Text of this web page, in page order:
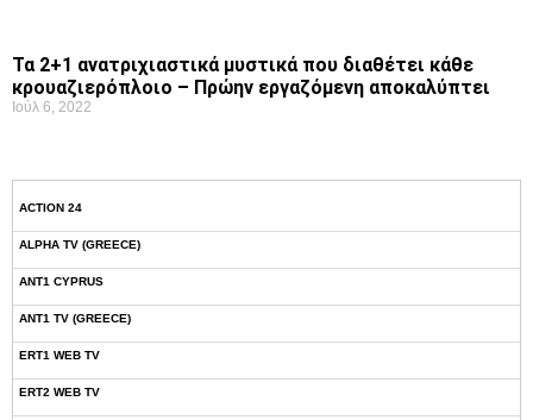
Τα 2+1 ανατριχιαστικά μυστικά που διαθέτει κάθε
κρουαζιερόπλοιο – Πρώην εργαζόμενη αποκαλύπτει
Ιούλ 6, 2022
ACTION 24
ALPHA TV (GREECE)
ANT1 CYPRUS
ANT1 TV (GREECE)
ERT1 WEB TV
ERT2 WEB TV